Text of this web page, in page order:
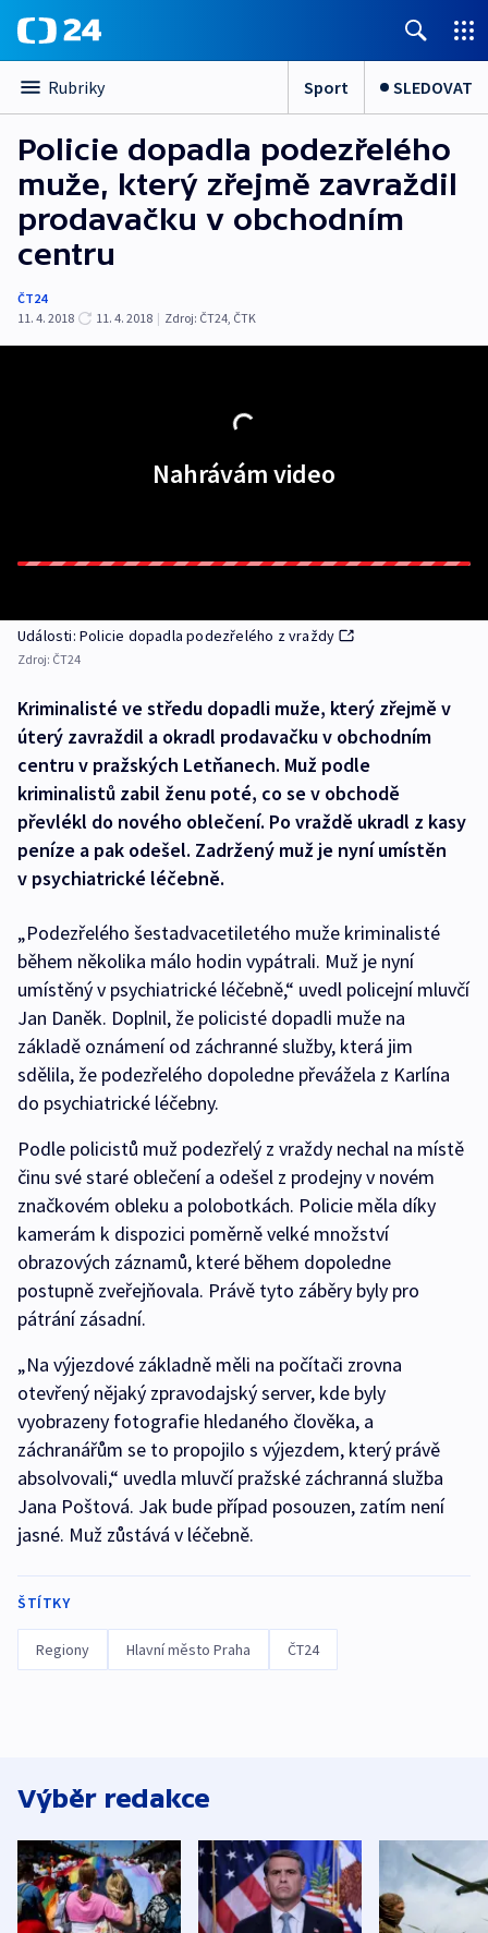
Rubriky Sport SLEDOVAT
Policie dopadla podezřelého
muže, který zřejmě zavraždil
prodavačku v obchodním
centru
ČT24
11. 4. 2018
11. 4. 2018 | Zdroj: ČT24, ČTK
Nahrávám video
Události: Policie dopadla podezřelého z vraždy
Zdroj: ČT24
Kriminalisté ve středu dopadli muže, který zřejmě v
úterý zavraždil a okradl prodavačku v obchodním
centru v pražských Letňanech. Muž podle
kriminalistů zabil ženu poté, co se v obchodě
převlékl do nového oblečení. Po vraždě ukradl z kasy
peníze a pak odešel. Zadržený muž je nyní umístěn
v psychiatrické léčebně.
„Podezřelého šestadvacetiletého muže kriminalisté
během několika málo hodin vypátrali. Muž je nyní
umístěný v psychiatrické léčebně,“ uvedl policejní mluvčí
Jan Daněk. Doplnil, že policisté dopadli muže na
základě oznámení od záchranné služby, která jim
sdělila, že podezřelého dopoledne převážela z Karlína
do psychiatrické léčebny.
Podle policistů muž podezřelý z vraždy nechal na místě
činu své staré oblečení a odešel z prodejny v novém
značkovém obleku a polobotkách. Policie měla díky
kamerám k dispozici poměrně velké množství
obrazových záznamů, které během dopoledne
postupně zveřejňovala. Právě tyto záběry byly pro
pátrání zásadní.
„Na výjezdové základně měli na počítači zrovna
otevřený nějaký zpravodajský server, kde byly
vyobrazeny fotografie hledaného člověka, a
záchranářům se to propojilo s výjezdem, který právě
absolvovali,“ uvedla mluvčí pražské záchranná služba
Jana Poštová. Jak bude případ posouzen, zatím není
jasné. Muž zůstává v léčebně.
ŠTÍTKY
Regiony Hlavní město Praha ČT24
Výběr redakce